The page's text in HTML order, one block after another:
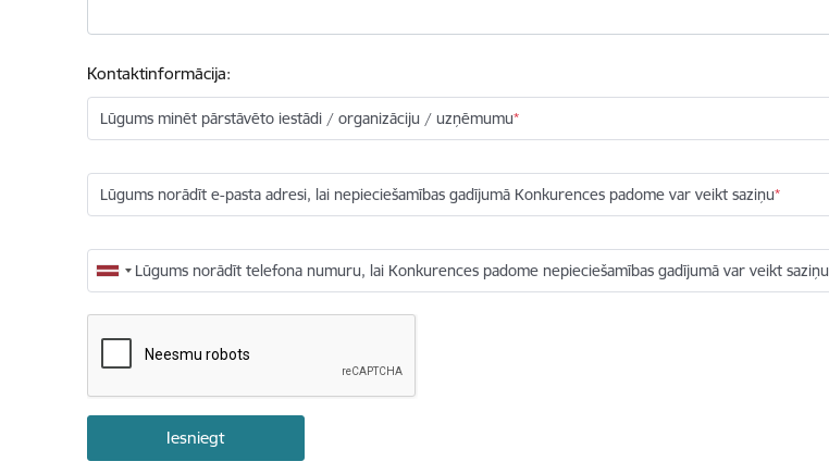
Kontaktinformācija:
Lūgums minēt pārstāvēto iestādi / organizāciju / uzņēmumu
Lūgums norādīt e-pasta adresi, lai nepieciešamības gadījumā Konkurences padome var veikt saziņu
Lūgums norādīt telefona numuru, lai Konkurences padome nepieciešamības gadījumā var veikt saziņu